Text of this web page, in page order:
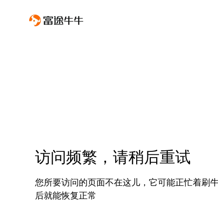
访问频繁，请稍后重试
您所要访问的页面不在这儿，它可能正忙着刷
后就能恢复正常